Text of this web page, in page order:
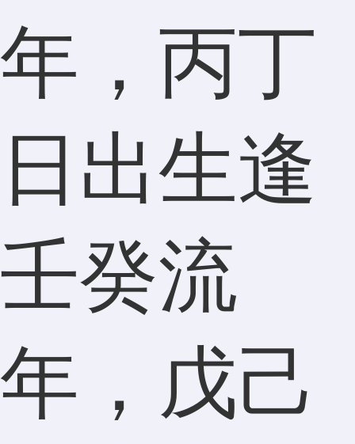
年，丙丁
日出生逢
壬癸流
年，戊己